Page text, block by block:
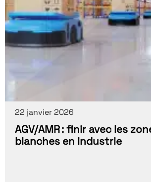
22 janvier 2026
AGV/AMR : finir avec les
blanches en industrie